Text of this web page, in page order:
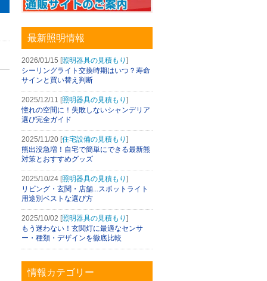
最新照明情報
2026/01/15 [照明器具の見積もり ]
シーリングライト交換時期はいつ？寿命
サインと買い替え判断
2025/12/11 [照明器具の見積もり ]
憧れの空間に！失敗しないシャンデリア
選び完全ガイド
2025/11/20 [住宅設備の見積もり ]
熊出没急増！自宅で簡単にできる最新熊
対策とおすすめグッズ
2025/10/24 [照明器具の見積もり ]
リビング・玄関・店舗...スポットライト
用途別ベストな選び方
2025/10/02 [照明器具の見積もり ]
もう迷わない！玄関灯に最適なセンサ
ー・種類・デザインを徹底比較
情報カテゴリー